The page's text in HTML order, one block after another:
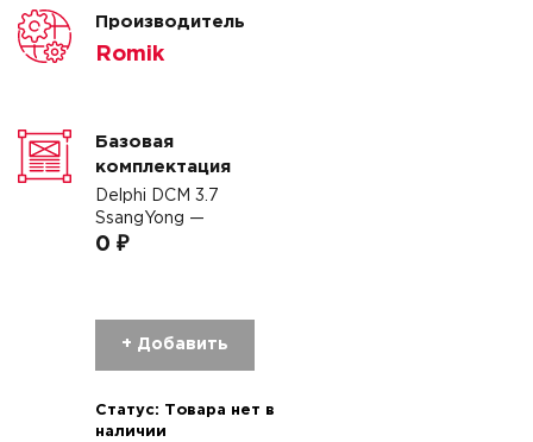
Производитель
Romik
Базовая
комплектация
Delphi DCM 3.7
SsangYong —
0 ₽
+ Добавить
Статус:
Товара нет в
наличии